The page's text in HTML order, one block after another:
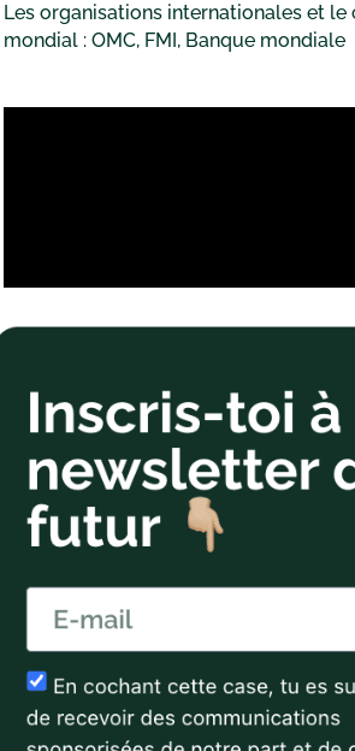
Les organisations internationales et le
mondial : OMC, FMI, Banque mondiale